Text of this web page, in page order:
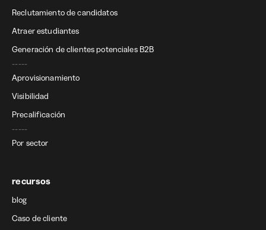
Reclutamiento de candidatos
Atraer estudiantes
Generación de clientes potenciales B2B
-----
Aprovisionamiento
Visibilidad
Precalificación
-----
Por sector
recursos
blog
Caso de cliente